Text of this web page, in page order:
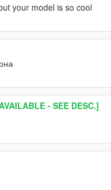
your model is so cool
- SEE DESC.]